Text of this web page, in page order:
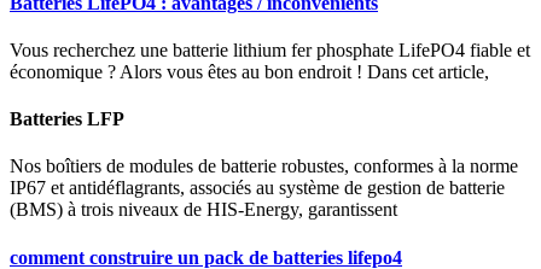
Vous recherchez une batterie lithium fer phosphate LifePO4 fiable et
économique ? Alors vous êtes au bon endroit ! Dans cet article,
Batteries LFP
Nos boîtiers de modules de batterie robustes, conformes à la norme
IP67 et antidéflagrants, associés au système de gestion de batterie
(BMS) à trois niveaux de HIS-Energy, garantissent
comment construire un pack de batteries lifepo4